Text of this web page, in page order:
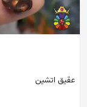
عقیق اتشین